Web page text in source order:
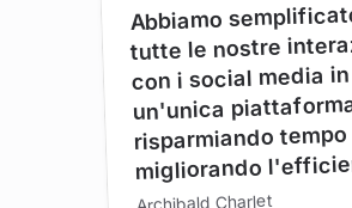
Abbiamo
tutte le nostre
con i social media in
un'unica
risparmiando tempo
migliorando
Archibald Charlet